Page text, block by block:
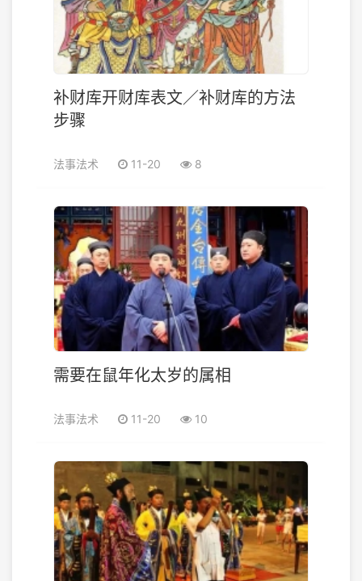
补财库开财库表文／补财库的方法
步骤
法事法术 11-20 8
需要在鼠年化太岁的属相
法事法术 11-20 10